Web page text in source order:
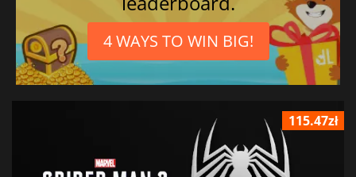
4 WAYS TO WIN BIG!
115.47zł